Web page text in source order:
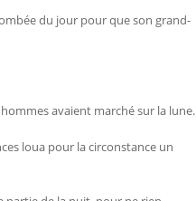
du jour pour que son grand-
avaient marché sur la lune.
loua pour la circonstance un